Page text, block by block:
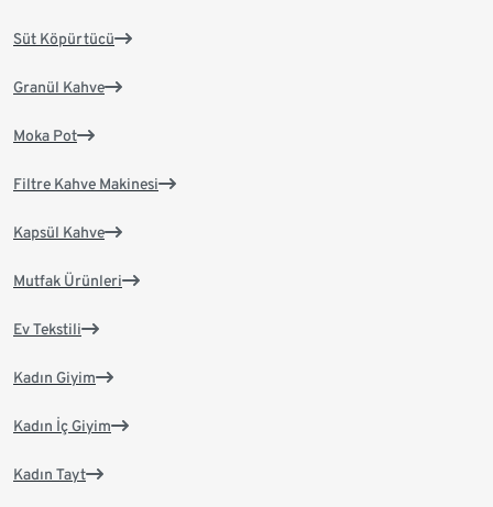
Süt Köpürtücü
Granül Kahve
Moka Pot
Filtre Kahve Makinesi
Kapsül Kahve
Mutfak Ürünleri
Ev Tekstili
Kadın Giyim
Kadın İç Giyim
Kadın Tayt